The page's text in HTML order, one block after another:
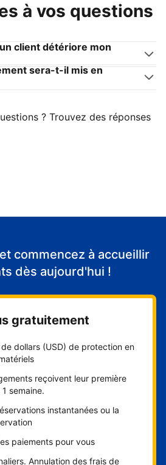
à vos questions
client détériore mon
sera-t-il mis en
? Trouvez des réponses
clients
commencez à accueillir
dès aujourd'hui !
gratuitement
de dollars (USD) de protection en
reçoivent leur première
semaine.
instantanées ou la
paiements pour vous
Annulation des frais de